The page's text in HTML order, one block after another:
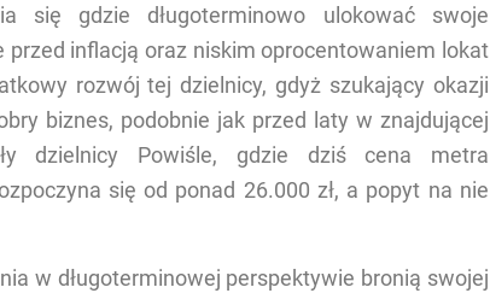
się gdzie długoterminowo ulokować swoje
przed inflacją oraz niskim oprocentowaniem lokat
rozwój tej dzielnicy, gdyż szukający okazji
biznes, podobnie jak przed laty w znajdującej
dzielnicy Powiśle, gdzie dziś cena metra
się od ponad 26.000 zł, a popyt na nie
w długoterminowej perspektywie bronią swojej